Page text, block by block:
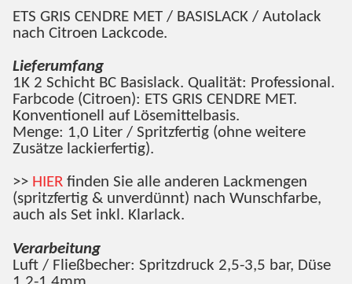
ETS GRIS CENDRE MET / BASISLACK / Autolack
nach Citroen Lackcode.
Lieferumfang
1K 2 Schicht BC Basislack. Qualität: Professional.
Farbcode (Citroen): ETS GRIS CENDRE MET.
Konventionell auf Lösemittelbasis.
Menge: 1,0 Liter / Spritzfertig (ohne weitere
Zusätze lackierfertig).
>> HIER finden Sie alle anderen Lackmengen
(spritzfertig & unverdünnt) nach Wunschfarbe,
auch als Set inkl. Klarlack.
Verarbeitung
Luft / Fließbecher: Spritzdruck 2,5-3,5 bar, Düse